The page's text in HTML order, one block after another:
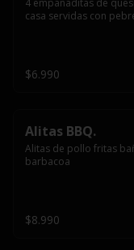
4 empanaditas de
casa servidas con
$6.990
Alitas BBQ.
Alitas de pollo fritas
barbacoa
$8.990